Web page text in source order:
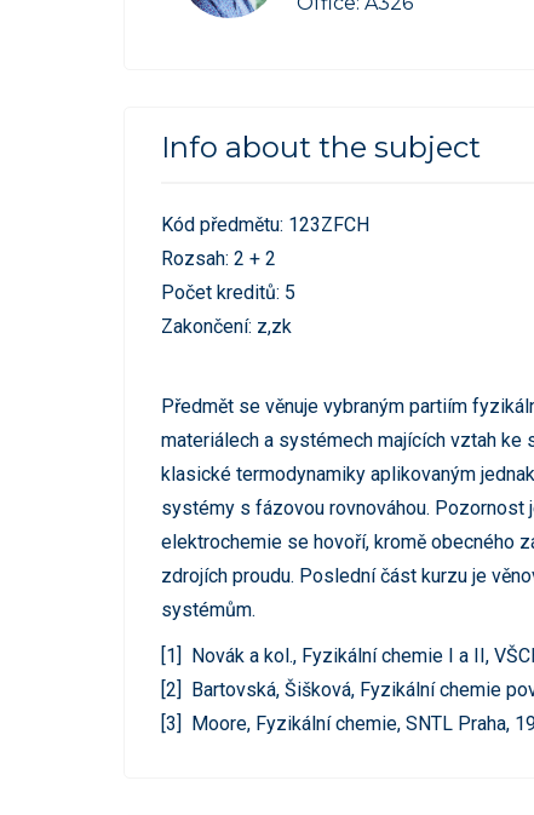
Info about the subject
Kód předmětu: 123ZFCH
Rozsah: 2 + 2
Počet kreditů: 5
Zakončení: z,zk
Předmět se věnuje vybraným partiím
materiálech a systémech majících vztah
klasické termodynamiky aplikovaným
systémy s fázovou rovnováhou. Pozornost
elektrochemie se hovoří, kromě obecného
zdrojích proudu. Poslední část kurzu je
systémům.
[1] Novák a kol., Fyzikální chemie I a II,
[2] Bartovská, Šišková, Fyzikální chemie
[3] Moore, Fyzikální chemie, SNTL Praha,